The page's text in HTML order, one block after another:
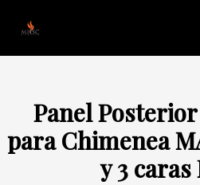
contenido
Panel
para Chimenea
y 3 caras
para
Chimenea
cara